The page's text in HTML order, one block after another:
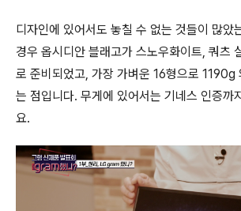
디자인에 있어서도 놓칠 수 없는 것들이 많았
경우 옵시디안 블래고가 스노우화이트, 쿼츠
로 준비되었고, 가장 가벼운 16형으로 1190g
는 점입니다. 무게에 있어서는 기네스 인증까
요.